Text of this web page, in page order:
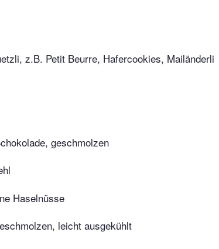
z.B. Petit Beurre, Hafercookies, Mailänderli
geschmolzen
Haselnüsse
leicht ausgekühlt